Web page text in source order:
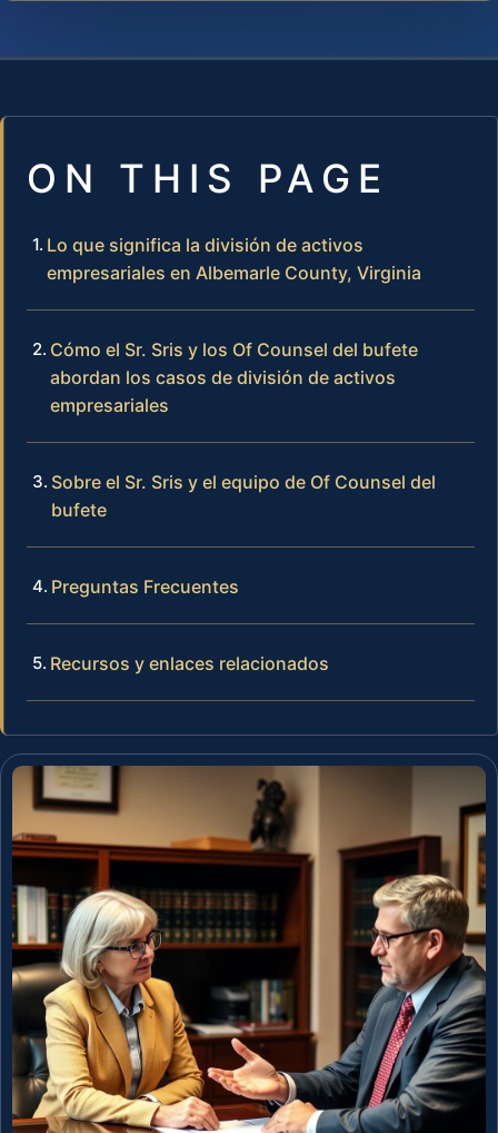
ON THIS PAGE
Lo que significa la división de activos
empresariales en Albemarle County, Virginia
Cómo el Sr. Sris y los Of Counsel del bufete
abordan los casos de división de activos
empresariales
Sobre el Sr. Sris y el equipo de Of Counsel del
bufete
Preguntas Frecuentes
Recursos y enlaces relacionados